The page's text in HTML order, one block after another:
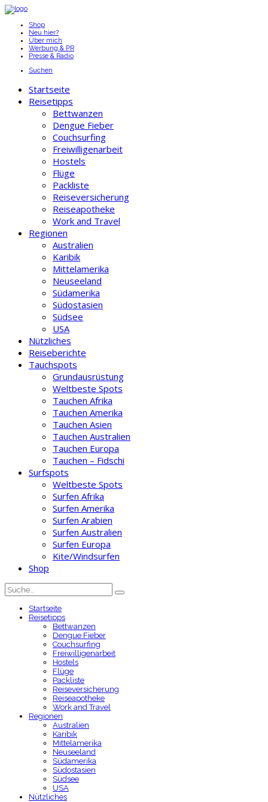
Shop
Neu hier?
Über mich
Werbung & PR
Presse & Radio
Suchen
Startseite
Reisetipps
Bettwanzen
Dengue Fieber
Couchsurfing
Freiwilligenarbeit
Hostels
Flüge
Packliste
Reiseversicherung
Reiseapotheke
Work and Travel
Regionen
Australien
Karibik
Mittelamerika
Neuseeland
Südamerika
Südostasien
Südsee
USA
Nützliches
Reiseberichte
Tauchspots
Grundausrüstung
Weltbeste Spots
Tauchen Afrika
Tauchen Amerika
Tauchen Asien
Tauchen Australien
Tauchen Europa
Tauchen – Fidschi
Surfspots
Weltbeste Spots
Surfen Afrika
Surfen Amerika
Surfen Arabien
Surfen Australien
Surfen Europa
Kite/Windsurfen
Shop
Startseite
Reisetipps
Bettwanzen
Dengue Fieber
Couchsurfing
Freiwilligenarbeit
Hostels
Flüge
Packliste
Reiseversicherung
Reiseapotheke
Work and Travel
Regionen
Australien
Karibik
Mittelamerika
Neuseeland
Südamerika
Südostasien
Südsee
USA
Nützliches